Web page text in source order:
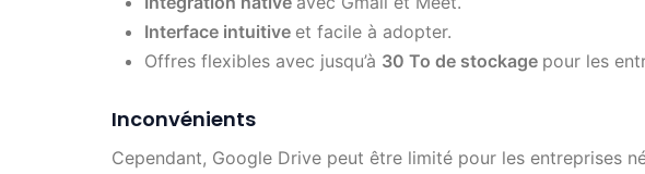
Interface intuitive et facile à adopter.
Offres flexibles avec jusqu’à 30 To de stockage pour les
Inconvénients
Cependant, Google Drive peut être limité pour les entreprises